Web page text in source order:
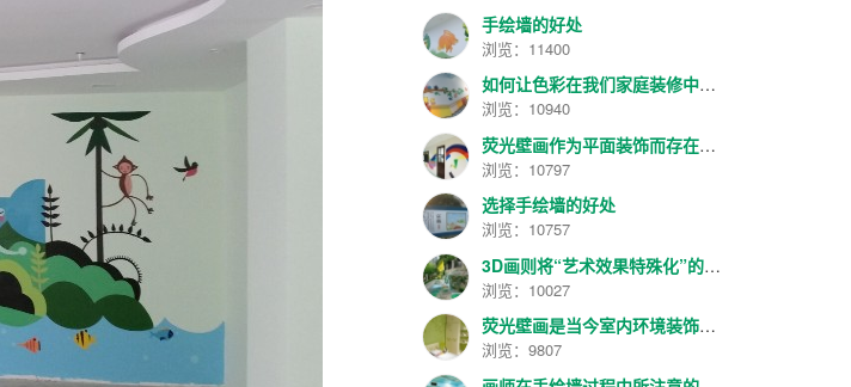
手绘墙的好处
浏览：11400
如何让色彩在我们家庭装修中更具美感和作用呢？
浏览：10940
荧光壁画作为平面装饰而存在，兴起并逐渐发展
浏览：10797
选择手绘墙的好处
浏览：10757
3D画则将“艺术效果特殊化”的理念进一步发扬光大
浏览：10027
荧光壁画是当今室内环境装饰的一种新艺术
浏览：9807